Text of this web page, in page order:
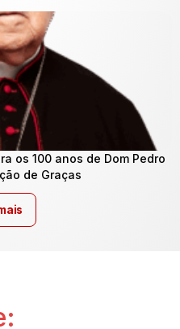
os 100 anos de Dom Pedro
de Graças